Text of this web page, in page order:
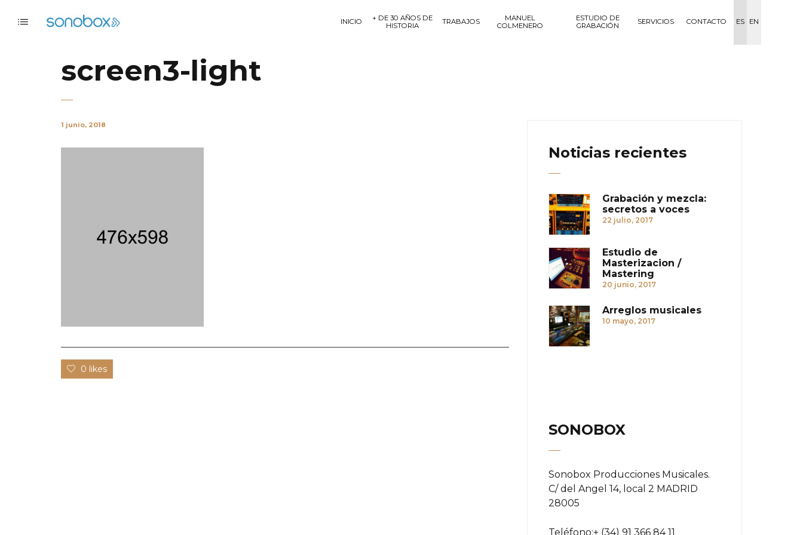
INICIO
+ DE 30 AÑOS DE
HISTORIA
TRABAJOS
MANUEL
COLMENERO
ESTUDIO DE
GRABACIÓN
SERVICIOS CONTACTO ES EN
screen3-light
1 junio, 2018
0 likes
Noticias recientes
Grabación y mezcla:
secretos a voces
22 julio, 2017
Estudio de
Masterizacion /
Mastering
20 junio, 2017
Arreglos musicales
10 mayo, 2017
SONOBOX
Sonobox Producciones Musicales.
C/ del Angel 14, local 2 MADRID
28005
Teléfono:+ (34) 91 366 84 11